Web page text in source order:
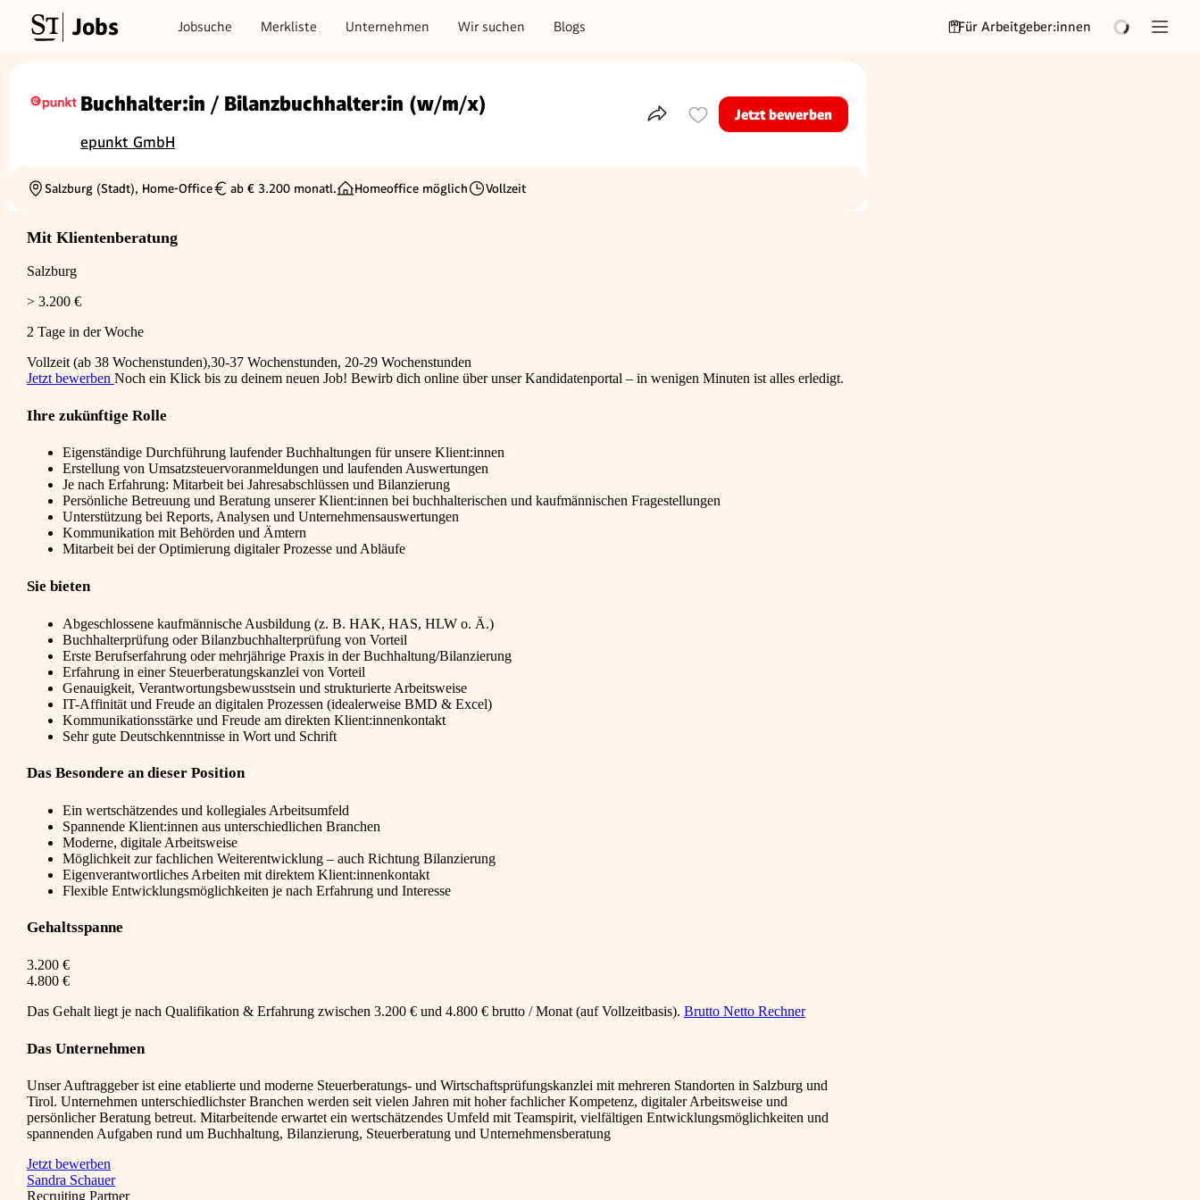
Jobs Jobsuche Merkliste Unternehmen Wir suchen Blogs Für Arbeitgeber:innen
Buchhalter:in / Bilanzbuchhalter:in (w/m/x)
epunkt GmbH
Teile dieses InseratJetzt bewerben
Ortschaft
Salzburg (Stadt), Home-Office
Gehalt
ab € 3.200 monatl. Homeoffice möglich
Beschäftigungsart
Vollzeit
Mit Klientenberatung
Salzburg
> 3.200 €
2 Tage in der Woche
Vollzeit (ab 38 Wochenstunden),30-37 Wochenstunden, 20-29 Wochenstunden
Jetzt bewerben Noch ein Klick bis zu deinem neuen Job! Bewirb dich online über unser Kandidatenportal – in wenigen Minuten ist alles erledigt.
Ihre zukünftige Rolle
Eigenständige Durchführung laufender Buchhaltungen für unsere Klient:innen
Erstellung von Umsatzsteuervoranmeldungen und laufenden Auswertungen
Je nach Erfahrung: Mitarbeit bei Jahresabschlüssen und Bilanzierung
Persönliche Betreuung und Beratung unserer Klient:innen bei buchhalterischen und kaufmännischen Fragestellungen
Unterstützung bei Reports, Analysen und Unternehmensauswertungen
Kommunikation mit Behörden und Ämtern
Mitarbeit bei der Optimierung digitaler Prozesse und Abläufe
Sie bieten
Abgeschlossene kaufmännische Ausbildung (z. B. HAK, HAS, HLW o. Ä.)
Buchhalterprüfung oder Bilanzbuchhalterprüfung von Vorteil
Erste Berufserfahrung oder mehrjährige Praxis in der Buchhaltung/Bilanzierung
Erfahrung in einer Steuerberatungskanzlei von Vorteil
Genauigkeit, Verantwortungsbewusstsein und strukturierte Arbeitsweise
IT-Affinität und Freude an digitalen Prozessen (idealerweise BMD & Excel)
Kommunikationsstärke und Freude am direkten Klient:innenkontakt
Sehr gute Deutschkenntnisse in Wort und Schrift
Das Besondere an dieser Position
Ein wertschätzendes und kollegiales Arbeitsumfeld
Spannende Klient:innen aus unterschiedlichen Branchen
Moderne, digitale Arbeitsweise
Möglichkeit zur fachlichen Weiterentwicklung – auch Richtung Bilanzierung
Eigenverantwortliches Arbeiten mit direktem Klient:innenkontakt
Flexible Entwicklungsmöglichkeiten je nach Erfahrung und Interesse
Gehaltsspanne
3.200 €
4.800 €
Das Gehalt liegt je nach Qualifikation & Erfahrung zwischen 3.200 € und 4.800 € brutto / Monat (auf Vollzeitbasis). Brutto Netto Rechner
Das Unternehmen
Unser Auftraggeber ist eine etablierte und moderne Steuerberatungs- und Wirtschaftsprüfungskanzlei mit mehreren Standorten in Salzburg und
Tirol. Unternehmen unterschiedlichster Branchen werden seit vielen Jahren mit hoher fachlicher Kompetenz, digitaler Arbeitsweise und
persönlicher Beratung betreut. Mitarbeitende erwartet ein wertschätzendes Umfeld mit Teamspirit, vielfältigen Entwicklungsmöglichkeiten und
spannenden Aufgaben rund um Buchhaltung, Bilanzierung, Steuerberatung und Unternehmensberatung
Jetzt bewerben
Sandra Schauer
Recruiting Partner